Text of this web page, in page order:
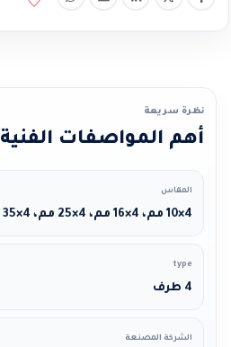
نظرة سريعة
أهم المواصفات الفنية
المقاس
4×10 مم، 4×16 مم، 4×25 مم، 4×35 مم، 4×4 مم
type
4 طرف
الشركة المصنعة